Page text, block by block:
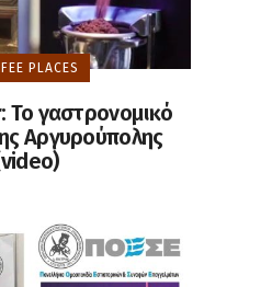
PLACES
Το γαστρονομικό
Αργυρούπολης